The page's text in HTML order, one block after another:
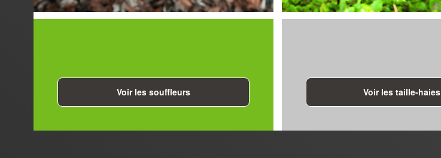
Voir les souffleurs Voir les taille-haies